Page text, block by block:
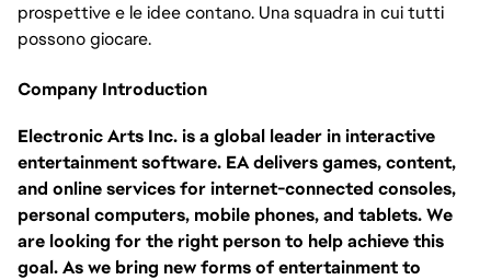
prospettive e le idee contano. Una squadra in cui tutti
possono giocare.
Company Introduction
Electronic Arts Inc. is a global leader in interactive
entertainment software. EA delivers games, content,
and online services for internet-connected consoles,
personal computers, mobile phones, and tablets. We
are looking for the right person to help achieve this
goal. As we bring new forms of entertainment to